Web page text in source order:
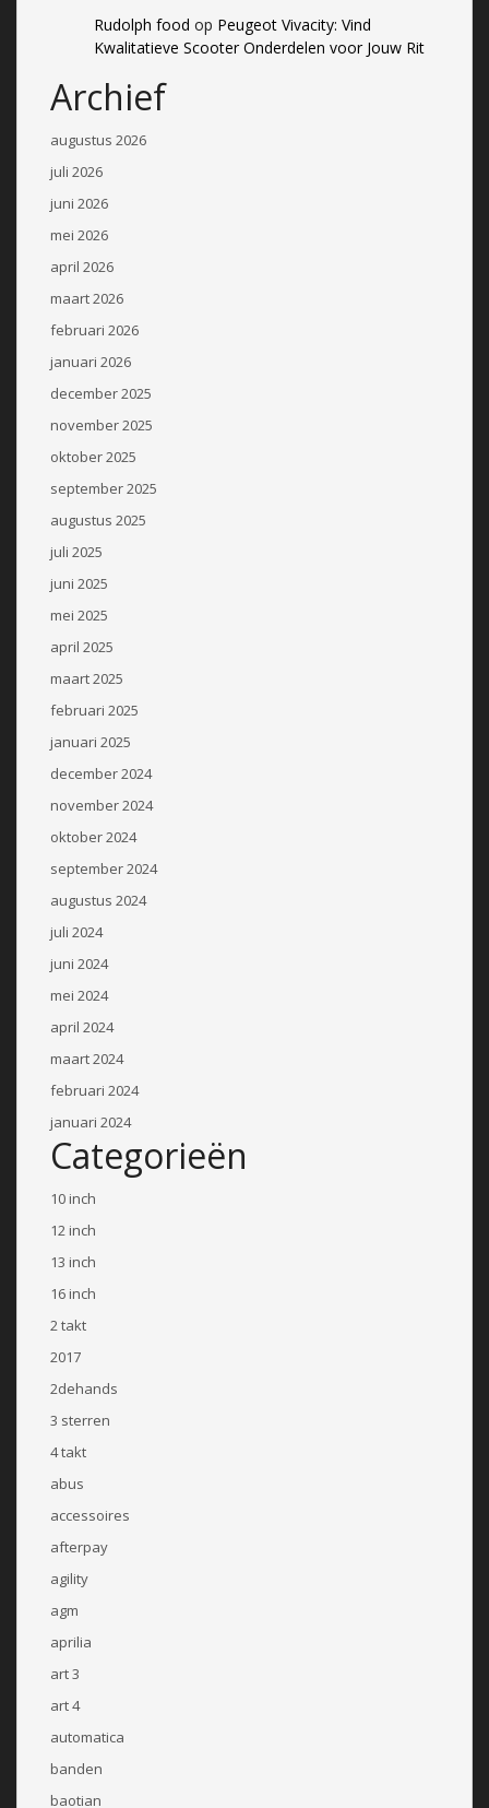
Rudolph food op Peugeot Vivacity: Vind
Kwalitatieve Scooter Onderdelen voor Jouw Rit
Archief
augustus 2026
juli 2026
juni 2026
mei 2026
april 2026
maart 2026
februari 2026
januari 2026
december 2025
november 2025
oktober 2025
september 2025
augustus 2025
juli 2025
juni 2025
mei 2025
april 2025
maart 2025
februari 2025
januari 2025
december 2024
november 2024
oktober 2024
september 2024
augustus 2024
juli 2024
juni 2024
mei 2024
april 2024
maart 2024
februari 2024
januari 2024
Categorieën
10 inch
12 inch
13 inch
16 inch
2 takt
2017
2dehands
3 sterren
4 takt
abus
accessoires
afterpay
agility
agm
aprilia
art 3
art 4
automatica
banden
baotian